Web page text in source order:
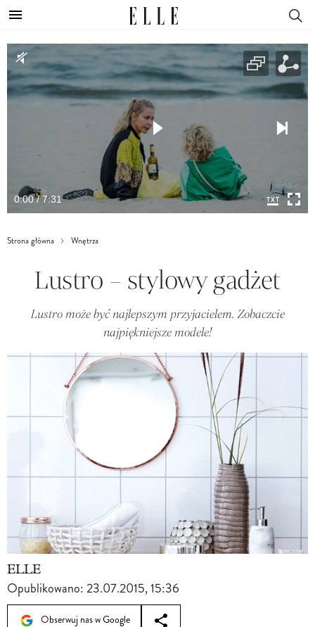
0:00 / 7:31
Strona główna Wnętrza
Lustro – stylowy gadżet
Lustro może być najlepszym przyjacielem. Zobaczcie
najpiękniejsze modele!
ELLE
Opublikowano:23.07.2015, 15:36
Obserwuj nas w Google